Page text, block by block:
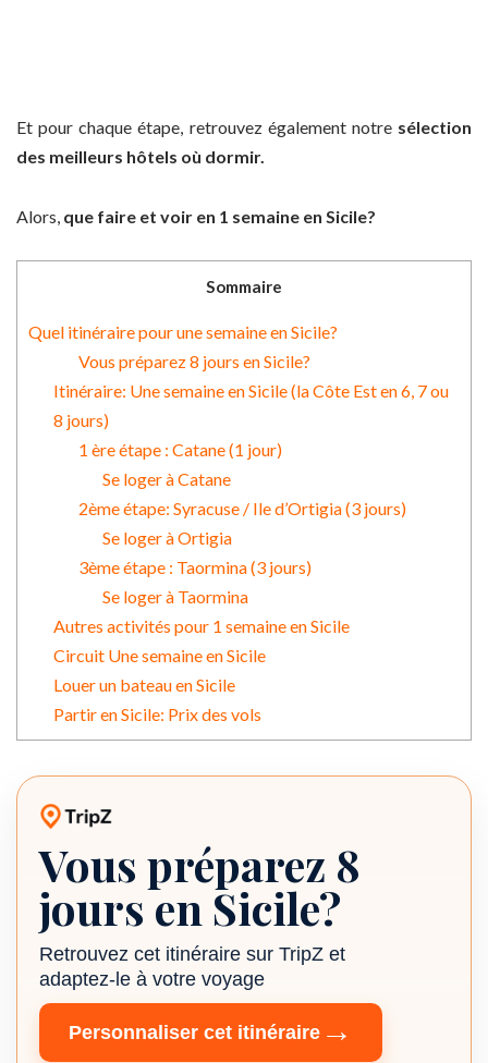
Et pour chaque étape, retrouvez également notre sélection
des meilleurs hôtels où dormir.
Alors, que faire et voir en 1 semaine en Sicile?
Sommaire
Quel itinéraire pour une semaine en Sicile?
Vous préparez 8 jours en Sicile?
Itinéraire: Une semaine en Sicile (la Côte Est en 6, 7 ou
8 jours)
1 ère étape : Catane (1 jour)
Se loger à Catane
2ème étape: Syracuse / Ile d’Ortigia (3 jours)
Se loger à Ortigia
3ème étape : Taormina (3 jours)
Se loger à Taormina
Autres activités pour 1 semaine en Sicile
Circuit Une semaine en Sicile
Louer un bateau en Sicile
Partir en Sicile: Prix des vols
Itinéraire TripZ
Vous préparez 8
jours en Sicile?
Retrouvez cet itinéraire sur TripZ et
adaptez-le à votre voyage
Personnaliser cet itinéraire →